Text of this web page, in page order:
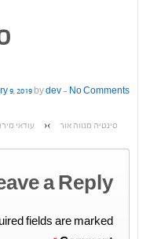
9, 2019 bydev — No Comments ↓
‹ עודאי סינטיה מנווה אור ›
a Reply
fields are marked